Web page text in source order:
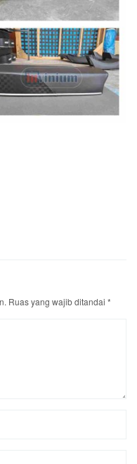
Ruas yang wajib ditandai *